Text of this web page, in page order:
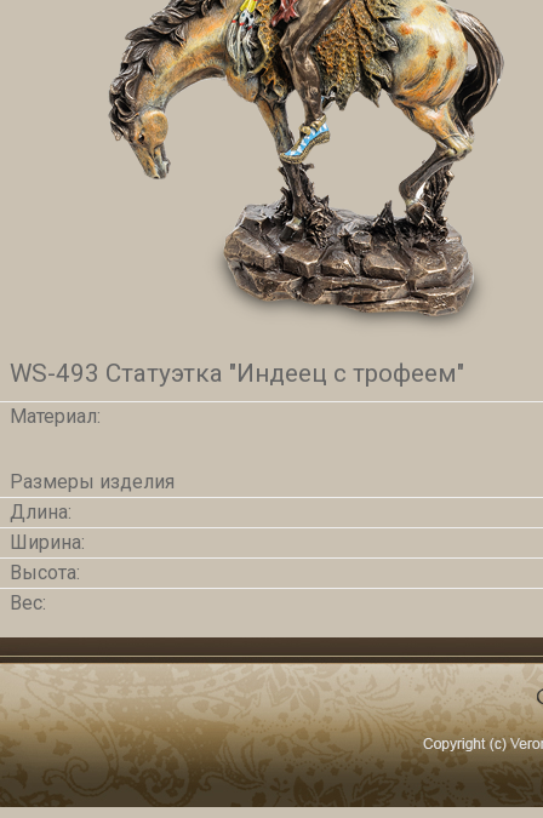
WS-493 Статуэтка "Индеец с трофеем"
Материал:
Размеры изделия
Длина:
Ширина:
Высота:
Вес: